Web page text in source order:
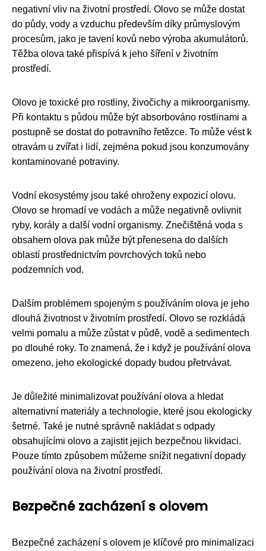
negativní vliv na životní prostředí. Olovo se může dostat
do půdy, vody a vzduchu především díky průmyslovým
procesům, jako je tavení kovů nebo výroba akumulátorů.
Těžba olova také přispívá k jeho šíření v životním
prostředí.
Olovo je toxické pro rostliny, živočichy a mikroorganismy.
Při kontaktu s půdou může být absorbováno rostlinami a
postupně se dostat do potravního řetězce. To může vést k
otravám u zvířat i lidí, zejména pokud jsou konzumovány
kontaminované potraviny.
Vodní ekosystémy jsou také ohroženy expozicí olovu.
Olovo se hromadí ve vodách a může negativně ovlivnit
ryby, korály a další vodní organismy. Znečištěná voda s
obsahem olova pak může být přenesena do dalších
oblastí prostřednictvím povrchových toků nebo
podzemních vod.
Dalším problémem spojeným s používáním olova je jeho
dlouhá životnost v životním prostředí. Olovo se rozkládá
velmi pomalu a může zůstat v půdě, vodě a sedimentech
po dlouhé roky. To znamená, že i když je používání olova
omezeno, jeho ekologické dopady budou přetrvávat.
Je důležité minimalizovat používání olova a hledat
alternativní materiály a technologie, které jsou ekologicky
šetrné. Také je nutné správně nakládat s odpady
obsahujícími olovo a zajistit jejich bezpečnou likvidaci.
Pouze tímto způsobem můžeme snížit negativní dopady
používání olova na životní prostředí.
Bezpečné zacházení s olovem
Bezpečné zacházení s olovem je klíčové pro minimalizaci